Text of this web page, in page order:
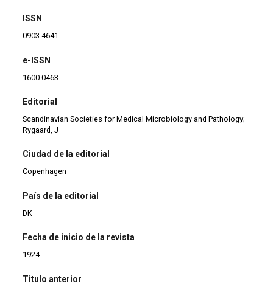
ISSN
0903-4641
e-ISSN
1600-0463
Editorial
Scandinavian Societies for Medical Microbiology and Pathology;
Rygaard, J
Ciudad de la editorial
Copenhagen
País de la editorial
DK
Fecha de inicio de la revista
1924-
Titulo anterior